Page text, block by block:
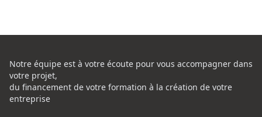
Notre équipe est à votre écoute pour vous accompagner dans
votre projet,
du financement de votre formation à la création de votre
entreprise